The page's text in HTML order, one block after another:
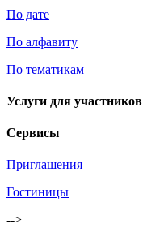
По дате
По алфавиту
По тематикам
Услуги для участников
Сервисы
Приглашения
Гостиницы
-->